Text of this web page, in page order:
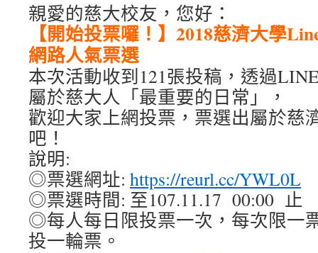
親愛的慈大校友，您好：
【開始投票囉！】2018慈濟大學
網路人氣票選
本次活動收到121張投稿，透過
屬於慈大人「最重要的日常」，
歡迎大家上網投票，票選出屬於慈
吧！
說明:
◎票選網址: https://reurl.cc/YWL0L
◎票選時間: 至107.11.17 00:00 止
◎每人每日限投票一次，每次限一
投一輪票。